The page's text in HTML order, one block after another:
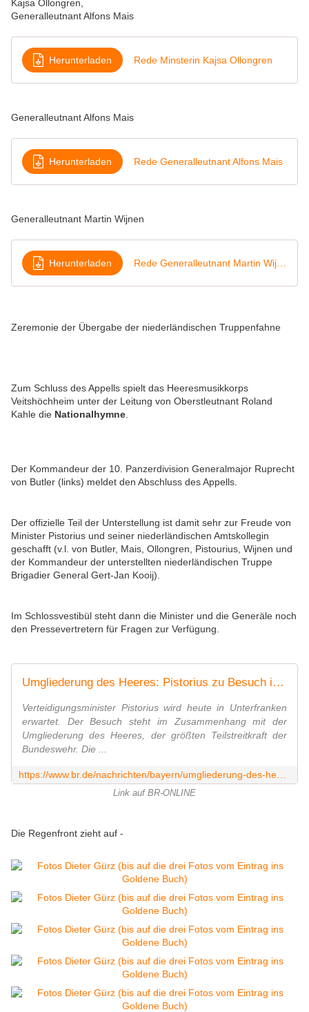
Kajsa Ollongren,
Generalleutnant Alfons Mais
Herunterladen Rede Minsterin Kajsa Ollongren
Generalleutnant Alfons Mais
Herunterladen Rede Generalleutnant Alfons Mais
Generalleutnant Martin Wijnen
Herunterladen
Zeremonie der Übergabe der niederländischen Truppenfahne
Zum Schluss des Appells spielt das Heeresmusikkorps
Veitshöchheim unter der Leitung von Oberstleutnant Roland
Kahle die Nationalhymne
Der Kommandeur der 10. Panzerdivision Generalmajor Ruprecht
von Butler (links) meldet den Abschluss des Appells.
Der offizielle Teil der Unterstellung ist damit sehr zur Freude von
Minister Pistorius und seiner niederländischen Amtskollegin
geschafft (v.l. von Butler, Mais, Ollongren, Pistourius, Wijnen und
der Kommandeur der unterstellten niederländischen Truppe
Brigadier General Gert-Jan Kooij).
Im Schlossvestibül steht dann die Minister und die Generäle noch
den Pressevertretern für Fragen zur Verfügung.
Umgliederung des Heeres: Pistorius zu Besuch in Bayern
Verteidigungsminister Pistorius wird heute in Unterfranken
erwartet. Der Besuch steht im Zusammenhang mit der
Umgliederung des Heeres, der größten Teilstreitkraft der
Bundeswehr. Die ...
Link auf BR-ONLINE
Die Regenfront zieht auf -